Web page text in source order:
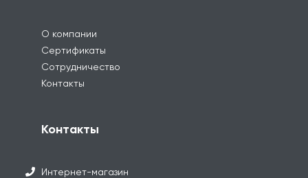
О компании
Сертификаты
Сотрудничество
Контакты
Контакты
Интернет-магазин